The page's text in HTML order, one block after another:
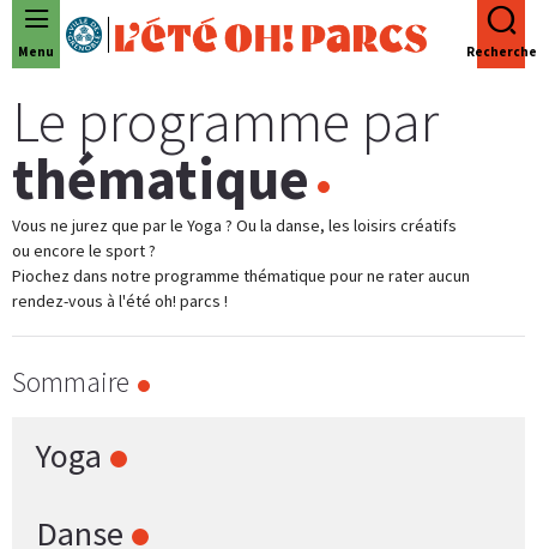
Panneau de gestion des cookies
Menu Recherche
Le programme par
thématique
Vous ne jurez que par le Yoga ? Ou la danse, les loisirs créatifs
ou encore le sport ?
Piochez dans notre programme thématique pour ne rater aucun
rendez-vous à l'été oh! parcs !
Sommaire
Yoga
Danse